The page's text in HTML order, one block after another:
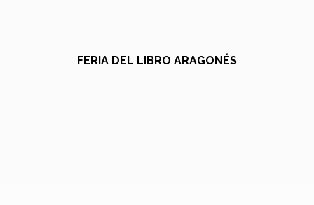
FERIA DEL LIBRO ARAGONÉS